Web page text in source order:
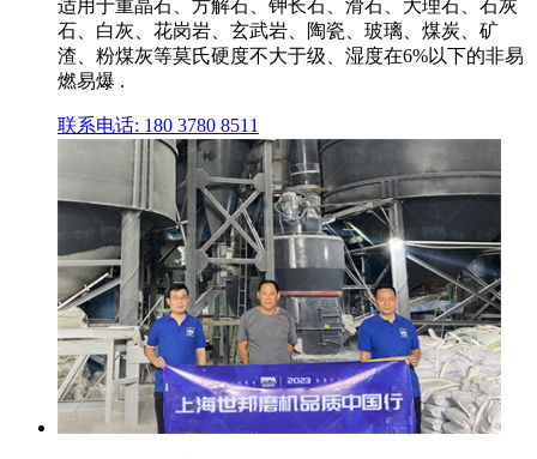
适用于重晶石、方解石、钾长石、滑石、大理石、石灰
石、白灰、花岗岩、玄武岩、陶瓷、玻璃、煤炭、矿
渣、粉煤灰等莫氏硬度不大于级、湿度在6%以下的非易
燃易爆 .
联系电话: 180 3780 8511